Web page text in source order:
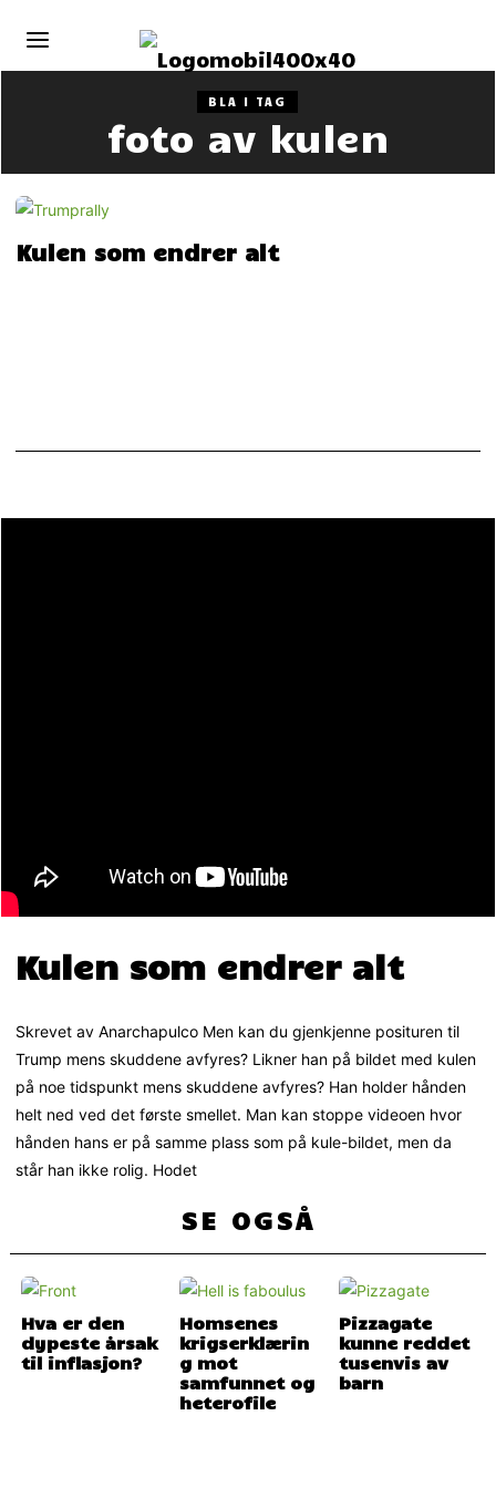
BLA I TAG
foto av kulen
Kulen som endrer alt
Kulen som endrer alt
Skrevet av Anarchapulco Men kan du gjenkjenne posituren til
Trump mens skuddene avfyres? Likner han på bildet med kulen
på noe tidspunkt mens skuddene avfyres? Han holder hånden
helt ned ved det første smellet. Man kan stoppe videoen hvor
hånden hans er på samme plass som på kule-bildet, men da
står han ikke rolig. Hodet
SE OGSÅ
Hva er den
dypeste årsak
til inflasjon?
Homsenes
krigserklærin
g mot
samfunnet og
heterofile
Pizzagate
kunne reddet
tusenvis av
barn